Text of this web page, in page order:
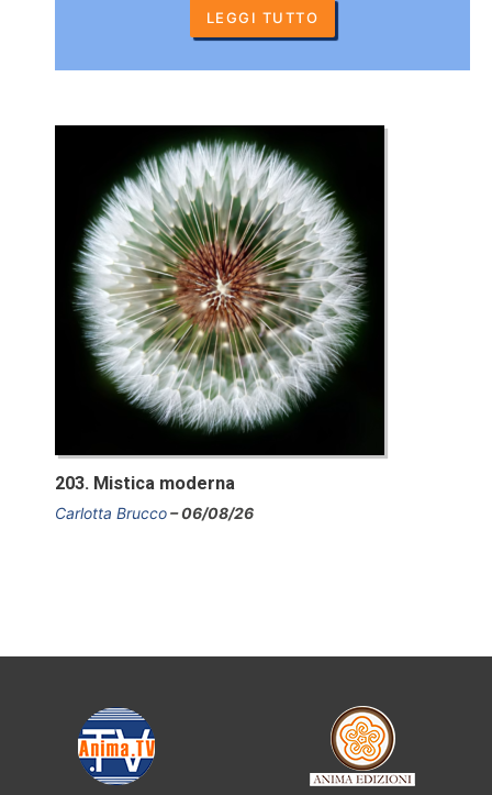
LEGGI TUTTO
203. Mistica moderna
Carlotta Brucco 06/08/26